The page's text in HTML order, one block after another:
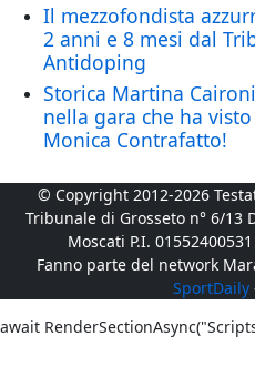
Il mezzofondista
2 anni e 8 mesi dal
Antidoping
Storica Martina
nella gara che ha
Monica Contrafatto!
© Copyright 2012-2026
Tribunale di Grosseto n° 6/
Moscati P.I.
Fanno parte del network
SportDaily
await